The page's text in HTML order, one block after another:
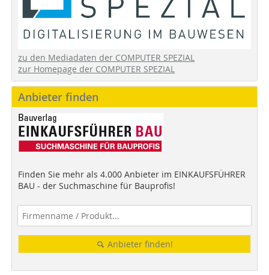
zu den Mediadaten der COMPUTER SPEZIAL
zur Homepage der COMPUTER SPEZIAL
Anbieter finden
Finden Sie mehr als 4.000 Anbieter im EINKAUFSFÜHRER
BAU - der Suchmaschine für Bauprofis!
Anbieter finden!